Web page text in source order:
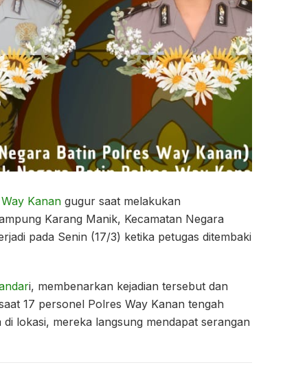
Way Kanan gugur saat melakukan
Karang Manik, Kecamatan Negara
pada Senin (17/3) ketika petugas ditembaki
i, membenarkan kejadian tersebut dan
17 personel Polres Way Kanan tengah
lokasi, mereka langsung mendapat serangan